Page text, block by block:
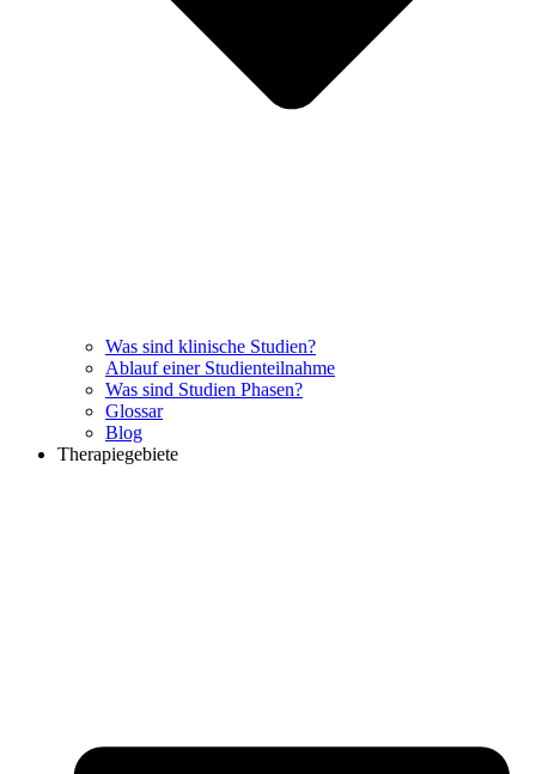
Was sind klinische Studien?
Ablauf einer Studienteilnahme
Was sind Studien Phasen?
Glossar
Blog
Therapiegebiete